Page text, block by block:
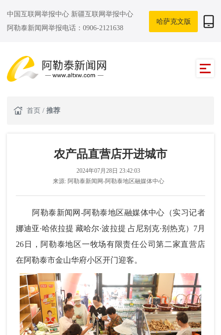
中国互联网举报中心 新疆互联网举报中心
阿勒泰新闻网举报电话：0906-2121638
哈萨克文版
首页 / 推荐
农产品直营店开进城市
2024年07月28日 23:42:03
来源: 阿勒泰新闻网-阿勒泰地区融媒体中心
阿勒泰新闻网-阿勒泰地区融媒体中心（实习记者
娜迪亚·哈依拉提 藏哈尔·波拉提 占尼别克·别热克）7月
26日，阿勒泰地区一牧场有限责任公司第二家直营店
在阿勒泰市金山华府小区开门迎客。